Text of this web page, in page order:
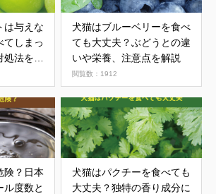
は与えな
てしまっ
法を解
犬猫はブルーベリーを食べ
ても大丈夫？ぶどうとの違
いや栄養、注意点を解説
閲覧数：1912
険？日本
ル度数と
犬猫はパクチーを食べても
大丈夫？独特の香り成分に